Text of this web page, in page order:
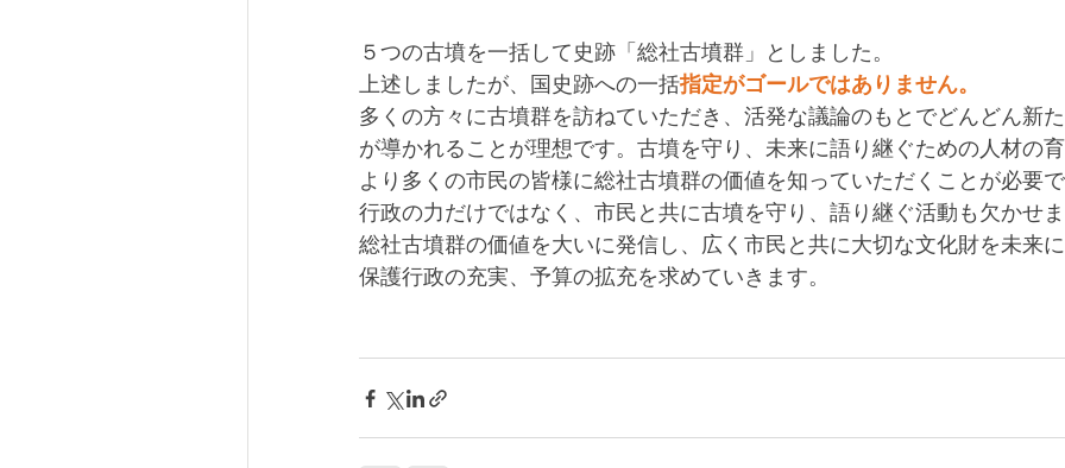
５つの古墳を一括して史跡「総社古墳群」としました。
上述しましたが、国史跡への一括指定がゴールではありません。
多くの方々に古墳群を訪ねていただき、活発な議論のもとでどんどん新
が導かれることが理想です。古墳を守り、未来に語り継ぐための人材の
より多くの市民の皆様に総社古墳群の価値を知っていただくことが必要
行政の力だけではなく、市民と共に古墳を守り、語り継ぐ活動も欠かせ
総社古墳群の価値を大いに発信し、広く市民と共に大切な文化財を未来
保護行政の充実、予算の拡充を求めていきます。